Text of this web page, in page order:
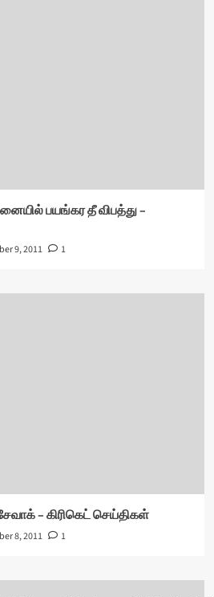
பயங்கர தீ விபத்து –
9, 2011 1
– கிரிகெட் செய்திகள்
8, 2011 1